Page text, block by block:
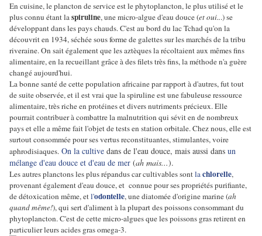
En cuisine, le plancton de service est le phytoplancton, le plus utilisé et le
plus connu étant laspiruline, une micro-algue d'eau douce (et oui...) se
développant dans les pays chauds. C'est au bord du lac Tchad qu'on la
découvrit en 1934, séchée sous forme de galettes sur les marchés de la tribu
riveraine. On sait également que les aztèques la récoltaient aux mêmes fins
alimentaire, en la recueillant grâce à des filets très fins, la méthode n'a guère
changé aujourd'hui.
La bonne santé de cette population africaine par rapport à d'autres, fut tout
de suite observée, et il est vrai que la spiruline est une fabuleuse ressource
alimentaire, très riche en protéines et divers nutriments précieux. Elle
pourrait contribuer à combattre la malnutrition qui sévit en de nombreux
pays et elle a même fait l'objet de tests en station orbitale. Chez nous, elle est
surtout consommée pour ses vertus reconstituantes, stimulantes, voire
aphrodisiaques. On la cultive dans de l'eau douce, mais aussi dans un
mélange d'eau douce et d'eau de mer (ah mais...).
Les autres planctons les plus répandus car cultivables sontlachlorelle,
provenant également d'eau douce, et connue pour ses propriétés purifiante,
de détoxication même, etl'odontelle, une diatomée d'origine marine (ah
quand même!), qui sert d'aliment à la plupart des poissons consommant du
phytoplancton. C'est de cette micro-algues que les poissons gras retirent en
particulier leurs acides gras omega-3.